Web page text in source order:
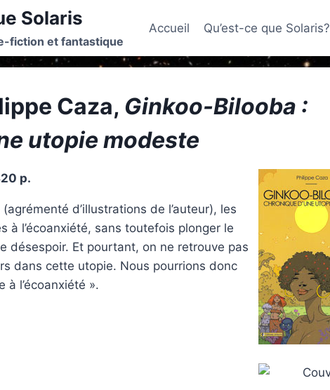
Solaris
fiction et fantastique
Accueil Qu’est-ce que Solaris?
Caza, Ginkoo-Bilooba :
utopie modeste
p.
d’illustrations de l’auteur), les
à l’écoanxiété, sans toutefois plonger le
désespoir. Et pourtant, on ne retrouve pas
dans cette utopie. Nous pourrions donc
à l’écoanxiété ».